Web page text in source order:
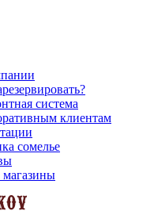
система
клиентам
сомелье